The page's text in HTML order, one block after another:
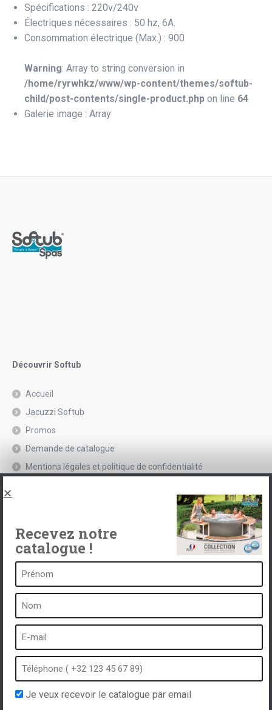
Spécifications : 220v/240v
Électriques nécessaires : 50 hz, 6A.
Consommation électrique (Max.) : 900
Warning: Array to string conversion in
/home/ryrwhkz/www/wp-content/themes/softub-
child/post-contents/single-product.php on line 64
Galerie image : Array
Découvrir Softub
Accueil
Jacuzzi Softub
Promos
Demande de catalogue
Mentions légales et politique de confidentialité
Qu’est-ce qu’un spa ?
Bain à bulles
Spa intérieur
Spa extérieur
Spa en hiver
Spa encastrable
Recevez notre
catalogue !
Je veux recevoir le catalogue par email